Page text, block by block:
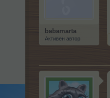
babamarta
Активен автор